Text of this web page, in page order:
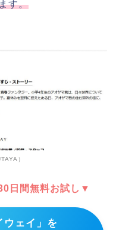
す。
）
日間無料お試し▼
ウェイ」を